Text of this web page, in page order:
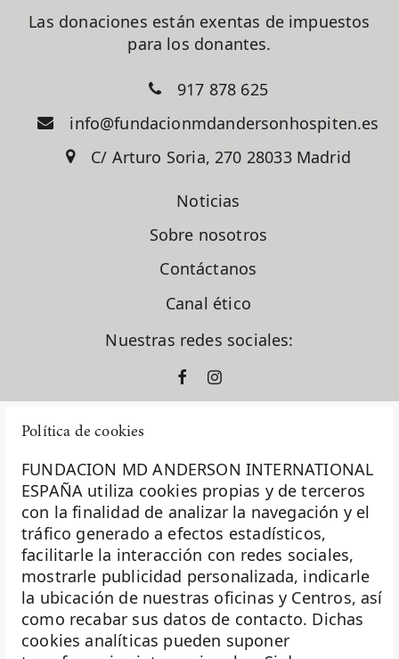
Política de cookies
FUNDACION MD ANDERSON INTERNATIONAL
ESPAÑA utiliza cookies propias y de terceros
con la finalidad de analizar la navegación y el
tráfico generado a efectos estadísticos,
facilitarle la interacción con redes sociales,
mostrarle publicidad personalizada, indicarle
la ubicación de nuestras oficinas y Centros, así
como recabar sus datos de contacto. Dichas
cookies analíticas pueden suponer
Las donaciones están exentas de impuestos
para los donantes.
917 878 625
info@fundacionmdandersonhospiten.es
C/ Arturo Soria, 270 28033 Madrid
Noticias
Sobre nosotros
Contáctanos
Canal ético
Nuestras redes sociales:
La Fundación MD Anderson España - Hospiten es
miembro de laAsociación Española de Fundaciones
Investigación
Biobanco
Docencia